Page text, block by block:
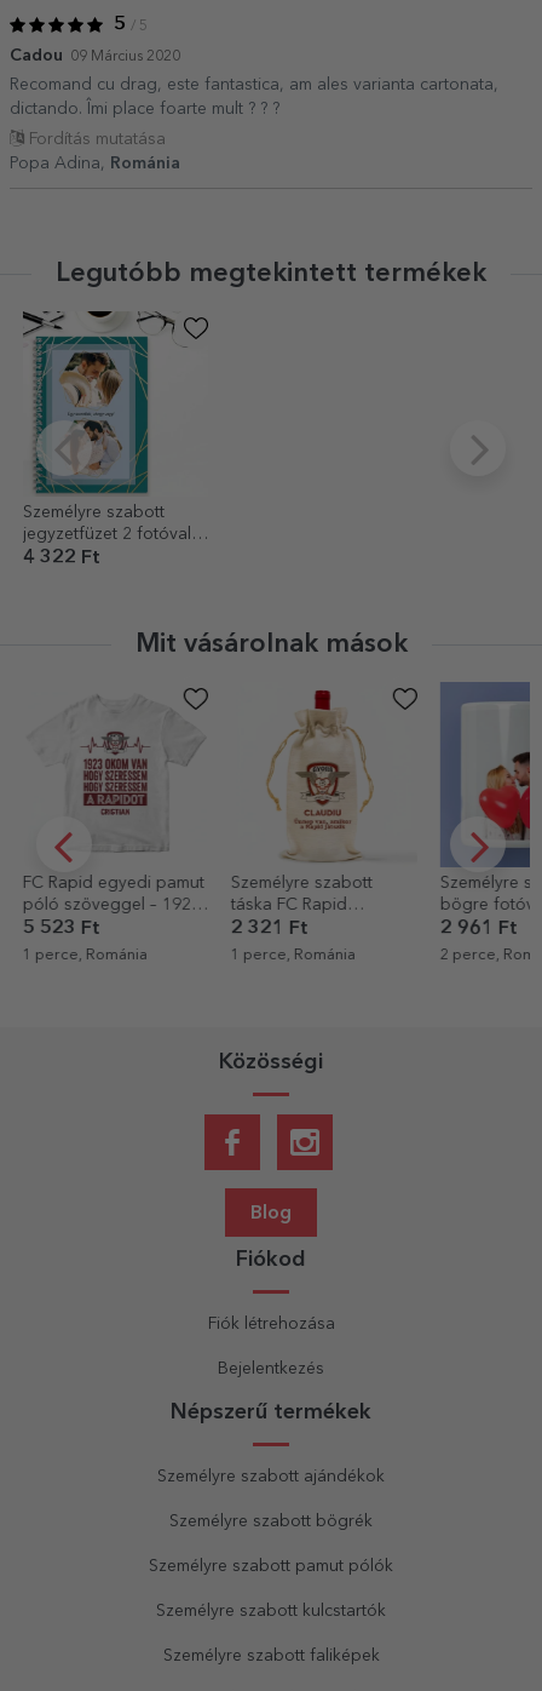
5 / 5
Cadou 09 Március 2020
Recomand cu drag, este fantastica, am ales varianta cartonata,
dictando. Îmi place foarte mult ? ? ?
Fordítás mutatása
Popa Adina,
Románia
Legutóbb megtekintett termékek
Személyre szabott
jegyzetfüzet 2 fotóval
és szöveggel –
4 322 Ft
Mit vásárolnak mások
Személyre szabott
táska FC Rapid
borosüveghez - Név és
üzenet
2 321 Ft
1 perce, Románia
Személyre szabott
bögre fotóval és
szöveggel
2 961 Ft
2 perce, Románia
Egyedi
portréddal
5 523 Ft
2 perce,
Közösségi
Blog
Fiókod
Fiók létrehozása
Bejelentkezés
Népszerű termékek
Személyre szabott ajándékok
Személyre szabott bögrék
Személyre szabott pamut pólók
Személyre szabott kulcstartók
Személyre szabott faliképek